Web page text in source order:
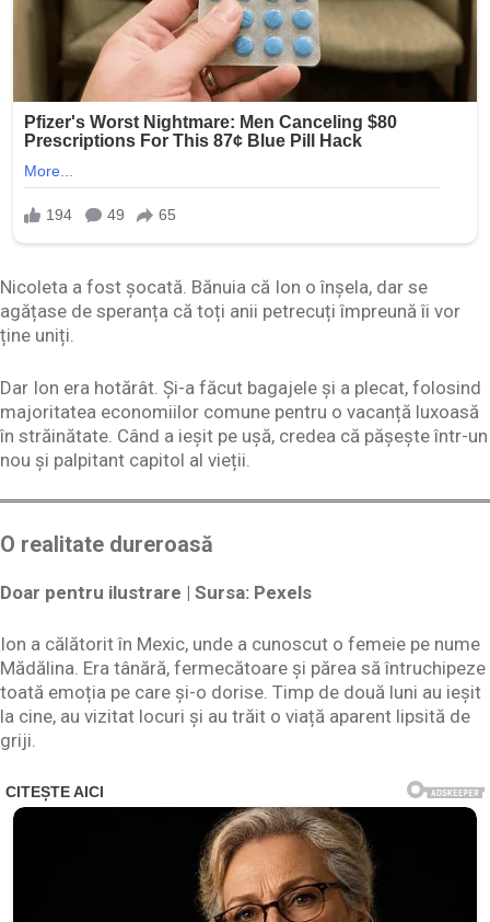
Nicoleta a fost șocată. Bănuia că Ion o înșela, dar se
agățase de speranța că toți anii petrecuți împreună îi vor
ține uniți.
Dar Ion era hotărât. Și-a făcut bagajele și a plecat, folosind
majoritatea economiilor comune pentru o vacanță luxoasă
în străinătate. Când a ieșit pe ușă, credea că pășește într-un
nou și palpitant capitol al vieții.
O realitate dureroasă
Doar pentru ilustrare | Sursa: Pexels
Ion a călătorit în Mexic, unde a cunoscut o femeie pe nume
Mădălina. Era tânără, fermecătoare și părea să întruchipeze
toată emoția pe care și-o dorise. Timp de două luni au ieșit
la cine, au vizitat locuri și au trăit o viață aparent lipsită de
griji.